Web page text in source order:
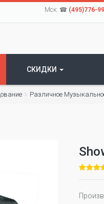
Мск: ☎ (495)776-
СКИДКИ
Различное